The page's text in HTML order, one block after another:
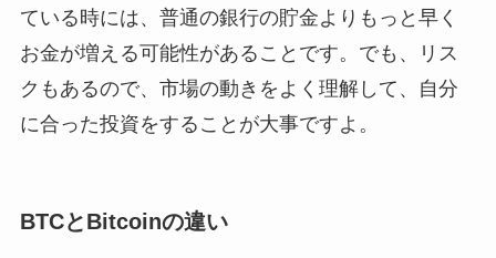
ている時には、普通の銀行の貯金よりもっと早く
お金が増える可能性があることです。でも、リス
クもあるので、市場の動きをよく理解して、自分
に合った投資をすることが大事ですよ。
BTCとBitcoinの違い